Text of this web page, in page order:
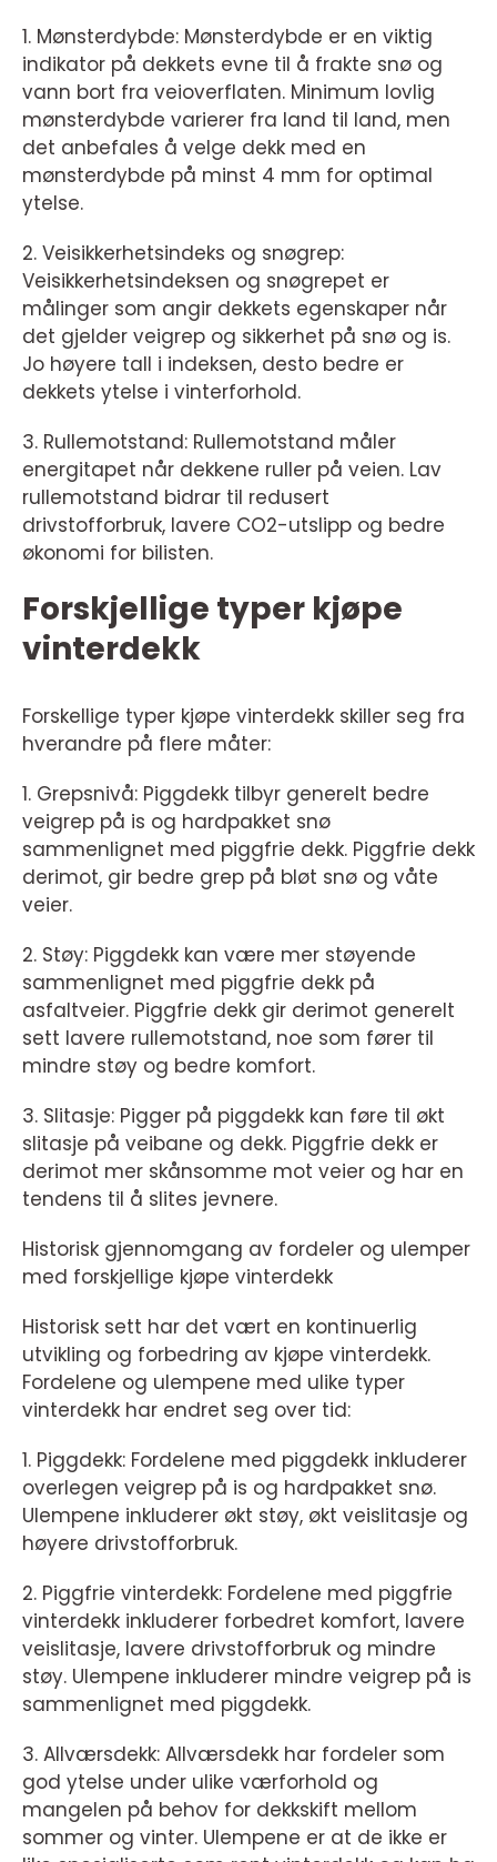
1. Mønsterdybde: Mønsterdybde er en viktig
indikator på dekkets evne til å frakte snø og
vann bort fra veioverflaten. Minimum lovlig
mønsterdybde varierer fra land til land, men
det anbefales å velge dekk med en
mønsterdybde på minst 4 mm for optimal
ytelse.
2. Veisikkerhetsindeks og snøgrep:
Veisikkerhetsindeksen og snøgrepet er
målinger som angir dekkets egenskaper når
det gjelder veigrep og sikkerhet på snø og is.
Jo høyere tall i indeksen, desto bedre er
dekkets ytelse i vinterforhold.
3. Rullemotstand: Rullemotstand måler
energitapet når dekkene ruller på veien. Lav
rullemotstand bidrar til redusert
drivstofforbruk, lavere CO2-utslipp og bedre
økonomi for bilisten.
Forskjellige typer kjøpe
vinterdekk
Forskellige typer kjøpe vinterdekk skiller seg fra
hverandre på flere måter:
1. Grepsnivå: Piggdekk tilbyr generelt bedre
veigrep på is og hardpakket snø
sammenlignet med piggfrie dekk. Piggfrie dekk
derimot, gir bedre grep på bløt snø og våte
veier.
2. Støy: Piggdekk kan være mer støyende
sammenlignet med piggfrie dekk på
asfaltveier. Piggfrie dekk gir derimot generelt
sett lavere rullemotstand, noe som fører til
mindre støy og bedre komfort.
3. Slitasje: Pigger på piggdekk kan føre til økt
slitasje på veibane og dekk. Piggfrie dekk er
derimot mer skånsomme mot veier og har en
tendens til å slites jevnere.
Historisk gjennomgang av fordeler og ulemper
med forskjellige kjøpe vinterdekk
Historisk sett har det vært en kontinuerlig
utvikling og forbedring av kjøpe vinterdekk.
Fordelene og ulempene med ulike typer
vinterdekk har endret seg over tid:
1. Piggdekk: Fordelene med piggdekk inkluderer
overlegen veigrep på is og hardpakket snø.
Ulempene inkluderer økt støy, økt veislitasje og
høyere drivstofforbruk.
2. Piggfrie vinterdekk: Fordelene med piggfrie
vinterdekk inkluderer forbedret komfort, lavere
veislitasje, lavere drivstofforbruk og mindre
støy. Ulempene inkluderer mindre veigrep på is
sammenlignet med piggdekk.
3. Allværsdekk: Allværsdekk har fordeler som
god ytelse under ulike værforhold og
mangelen på behov for dekkskift mellom
sommer og vinter. Ulempene er at de ikke er